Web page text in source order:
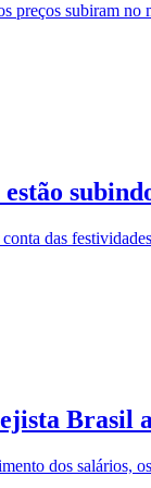
preços subiram no
das
Brasil
dos salários,